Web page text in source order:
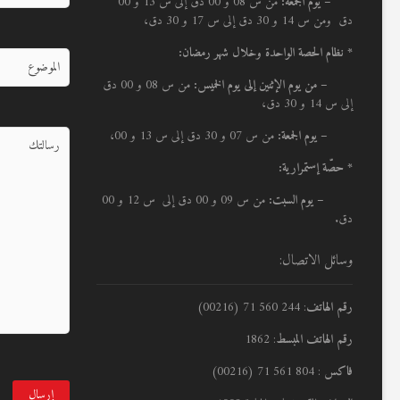
دق ومن س 14 و 30 دق إلى س 17 و 30 دق،
* نظام الحصة الواحدة وخلال شهر رمضان:
– من يوم الإثنين إلى يوم الخميس:
من س 08 و 00 دق
إلى س 14 و 30 دق،
– يوم الجمعة: من س 07 و 30 دق إلى س 13 و 00،
* حصّة إستمرارية:
– يوم السبت:
من س 09 و 00 دق إلى س 12 و 00
دق.
وسائل الاتصال:
رقم الهاتف: 244 560 71 (00216)
رقم الهاتف المبسط: 1862
فاكس : 804 561 71 (00216)